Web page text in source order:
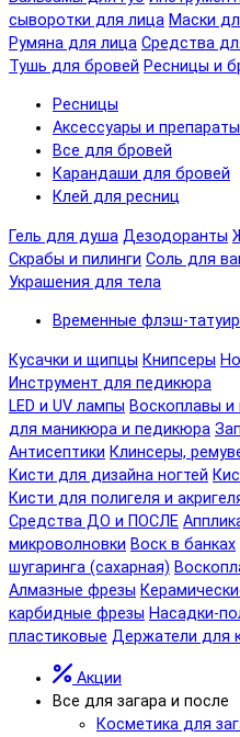
сыворотки для лица Маски
Румяна для лица Средства
Тушь для бровей Ресницы и
Ресницы
Аксессуары и
Все для бровей
Карандаши для бровей
Клей для ресниц
Гель для душа Дезодоранты
Скрабы и пилинги Соль для
Украшения для тела
Временные флэш-
Кусачки и щипцы Книпсеры
Инструмент для педикюра
LED и UV лампы Воскоплавы
для маникюра и педикюра
Антисептики Клинсеры,
Кисти для дизайна ногтей
Кисти для полигеля и
Средства ДО и ПОСЛЕ
микроволновки Воск в банках
шугаринга (сахарная)
Алмазные фрезы
карбидные фрезы Насадки-
пластиковые Держатели для
Акции
Все для загара и после
Косметика для